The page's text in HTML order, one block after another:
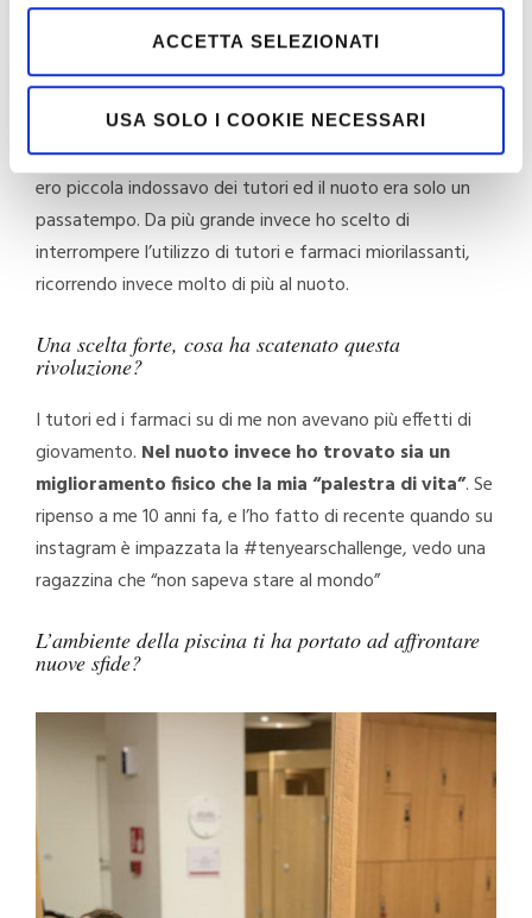
ACCETTA SELEZIONATI
USA SOLO I COOKIE NECESSARI
Ci spieghi meglio cosa rappresenta per te questo
sport?
Ho iniziato a nuotare da piccola ed ho incrementato il
ritmo dei miei allenamenti a partire dalle medie. Quando
ero piccola indossavo dei tutori ed il nuoto era solo un
passatempo. Da più grande invece ho scelto di
interrompere l’utilizzo di tutori e farmaci miorilassanti,
ricorrendo invece molto di più al nuoto.
Una scelta forte, cosa ha scatenato questa
rivoluzione?
I tutori ed i farmaci su di me non avevano più effetti di
giovamento. Nel nuoto invece ho trovato sia un
miglioramento fisico che la mia “palestra di vita”. Se
ripenso a me 10 anni fa, e l’ho fatto di recente quando su
instagram è impazzata la #tenyearschallenge, vedo una
ragazzina che “non sapeva stare al mondo”
L’ambiente della piscina ti ha portato ad affrontare
nuove sfide?